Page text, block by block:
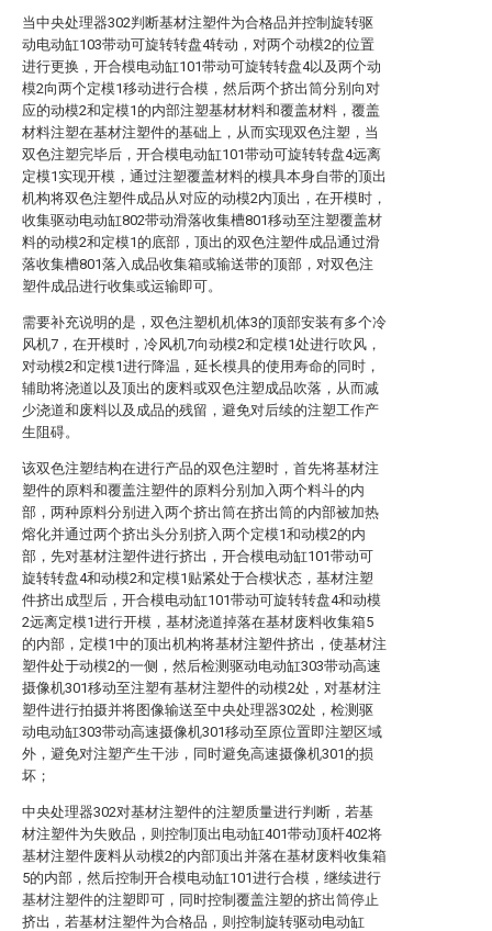
当中央处理器302判断基材注塑件为合格品并控制旋转驱
动电动缸103带动可旋转转盘4转动，对两个动模2的位置
进行更换，开合模电动缸101带动可旋转转盘4以及两个动
模2向两个定模1移动进行合模，然后两个挤出筒分别向对
应的动模2和定模1的内部注塑基材材料和覆盖材料，覆盖
材料注塑在基材注塑件的基础上，从而实现双色注塑，当
双色注塑完毕后，开合模电动缸101带动可旋转转盘4远离
定模1实现开模，通过注塑覆盖材料的模具本身自带的顶出
机构将双色注塑件成品从对应的动模2内顶出，在开模时，
收集驱动电动缸802带动滑落收集槽801移动至注塑覆盖材
料的动模2和定模1的底部，顶出的双色注塑件成品通过滑
落收集槽801落入成品收集箱或输送带的顶部，对双色注
塑件成品进行收集或运输即可。
需要补充说明的是，双色注塑机机体3的顶部安装有多个冷
风机7，在开模时，冷风机7向动模2和定模1处进行吹风，
对动模2和定模1进行降温，延长模具的使用寿命的同时，
辅助将浇道以及顶出的废料或双色注塑成品吹落，从而减
少浇道和废料以及成品的残留，避免对后续的注塑工作产
生阻碍。
该双色注塑结构在进行产品的双色注塑时，首先将基材注
塑件的原料和覆盖注塑件的原料分别加入两个料斗的内
部，两种原料分别进入两个挤出筒在挤出筒的内部被加热
熔化并通过两个挤出头分别挤入两个定模1和动模2的内
部，先对基材注塑件进行挤出，开合模电动缸101带动可
旋转转盘4和动模2和定模1贴紧处于合模状态，基材注塑
件挤出成型后，开合模电动缸101带动可旋转转盘4和动模
2远离定模1进行开模，基材浇道掉落在基材废料收集箱5
的内部，定模1中的顶出机构将基材注塑件挤出，使基材注
塑件处于动模2的一侧，然后检测驱动电动缸303带动高速
摄像机301移动至注塑有基材注塑件的动模2处，对基材注
塑件进行拍摄并将图像输送至中央处理器302处，检测驱
动电动缸303带动高速摄像机301移动至原位置即注塑区域
外，避免对注塑产生干涉，同时避免高速摄像机301的损
坏；
中央处理器302对基材注塑件的注塑质量进行判断，若基
材注塑件为失败品，则控制顶出电动缸401带动顶杆402将
基材注塑件废料从动模2的内部顶出并落在基材废料收集箱
5的内部，然后控制开合模电动缸101进行合模，继续进行
基材注塑件的注塑即可，同时控制覆盖注塑的挤出筒停止
挤出，若基材注塑件为合格品，则控制旋转驱动电动缸